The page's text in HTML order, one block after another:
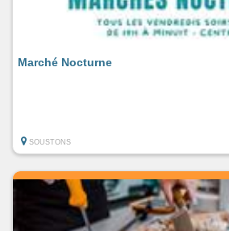
Marché Nocturne
SOUSTONS